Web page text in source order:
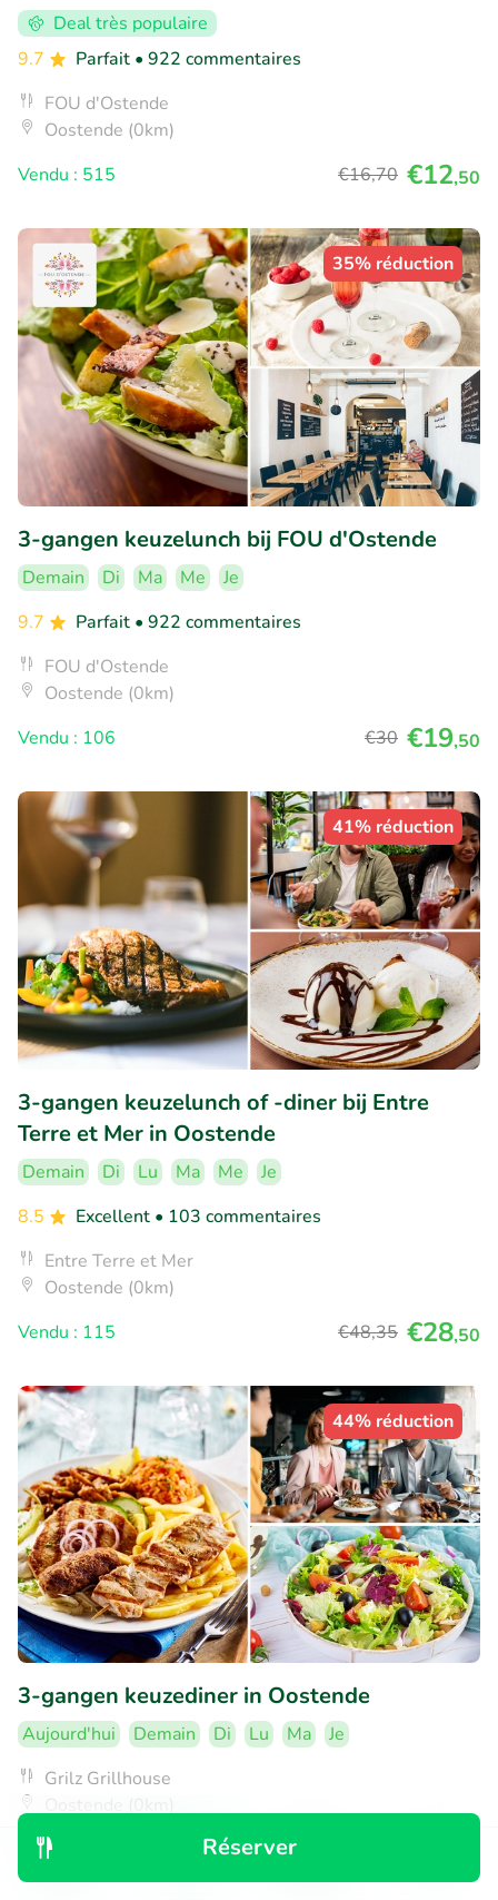
Réserver
Deal très populaire
9.7
Parfait • 922 commentaires
FOU d'Ostende
Oostende (0km)
Vendu : 515
€16,70 €12,50
35% réduction
3-gangen keuzelunch bij FOU d'Ostende
Demain Di Ma Me
Je
9.7
Parfait • 922 commentaires
FOU d'Ostende
Oostende (0km)
Vendu : 106
€30 €19,50
41% réduction
3-gangen keuzelunch of -diner bij Entre
Terre et Mer in Oostende
Demain Di Lu Ma Me
Je
8.5
Excellent • 103 commentaires
Entre Terre et Mer
Oostende (0km)
Vendu : 115
€48,35 €28,50
44% réduction
3-gangen keuzediner in Oostende
Aujourd'hui Demain Di Lu Ma
Je
Grilz Grillhouse
Vendu : 24